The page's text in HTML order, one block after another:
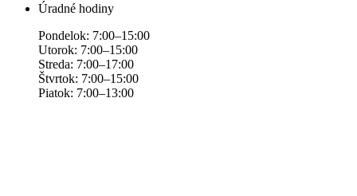
Úradné hodiny
Pondelok: 7:00–15:00
Utorok: 7:00–15:00
Streda: 7:00–17:00
Štvrtok: 7:00–15:00
Piatok: 7:00–13:00